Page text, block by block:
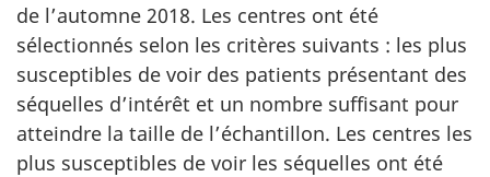
de l’automne 2018. Les centres ont été
sélectionnés selon les critères suivants : les plus
susceptibles de voir des patients présentant des
séquelles d’intérêt et un nombre suffisant pour
atteindre la taille de l’échantillon. Les centres les
plus susceptibles de voir les séquelles ont été